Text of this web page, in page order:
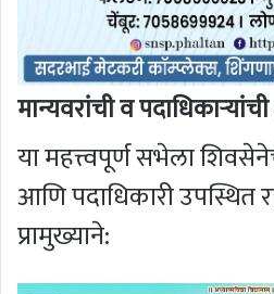
मान्यवरांची व
या महत्त्वपूर्ण सभेला
आणि पदाधिकारी उपस्थित
प्रामुख्याने: